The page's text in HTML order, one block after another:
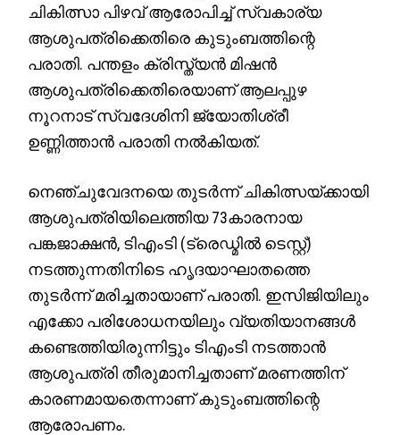
ചികിത്സാ പിഴവ് ആരോപിച്ച് സ്വകാര്യ
ആശുപത്രിക്കെതിരെ കുടുംബത്തിന്റെ
പരാതി. പന്തളം ക്രിസ്ത്യൻ മിഷൻ
ആശുപത്രിക്കെതിരെയാണ് ആലപ്പുഴ
നൂറനാട് സ്വദേശിനി ജ്യോതിശ്രീ
ഉണ്ണിത്താൻ പരാതി നൽകിയത്.
നെഞ്ചുവേദനയെ തുടർന്ന് ചികിത്സയ്ക്കായി
ആശുപത്രിയിലെത്തിയ 73കാരനായ
പങ്കജാക്ഷൻ, ടിഎംടി (ട്രെഡ്മിൽ ടെസ്റ്റ്)
നടത്തുന്നതിനിടെ ഹൃദയാഘാതത്തെ
തുടർന്ന് മരിച്ചതായാണ് പരാതി. ഇസിജിയിലും
എക്കോ പരിശോധനയിലും വ്യതിയാനങ്ങൾ
കണ്ടെത്തിയിരുന്നിട്ടും ടിഎംടി നടത്താൻ
ആശുപത്രി തീരുമാനിച്ചതാണ് മരണത്തിന്
കാരണമായതെന്നാണ് കുടുംബത്തിന്റെ
ആരോപണം.